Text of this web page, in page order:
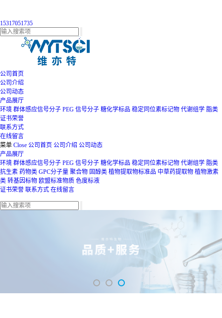
15317051735
公司首页
公司介绍
公司动态
产品展厅
环境 群体感应信号分子 PEG 信号分子 糖化学标品 稳定同位素标记物 代谢组学 脂类
证书荣誉
联系方式
在线留言
菜单 Close 公司首页 公司介绍 公司动态
产品展厅
环境 群体感应信号分子 PEG 信号分子 糖化学标品 稳定同位素标记物 代谢组学 脂类
抗生素 药物类 GPC分子量 聚合物 固醇类 植物提取物标准品 中草药提取物 植物激素
类 转基因标物 欧盟标准物质 色度标液
证书荣誉 联系方式 在线留言